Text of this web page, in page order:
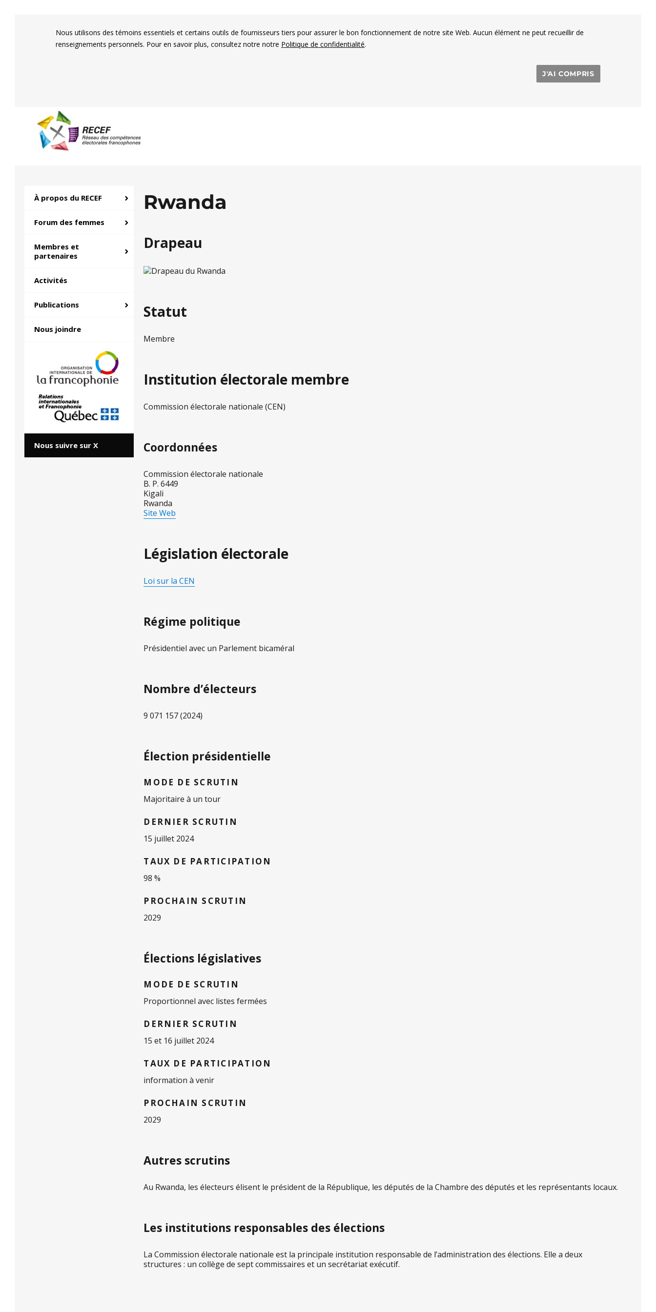
Nous utilisons des témoins essentiels et certains outils de fournisseurs tiers pour assurer le bon fonctionnement de notre site Web. Aucun élément ne peut recueillir de
renseignements personnels. Pour en savoir plus, consultez notre notre Politique de confidentialité.
J'AI COMPRIS
Rwanda
Drapeau
Statut
Membre
Institution électorale membre
Commission électorale nationale (CEN)
Coordonnées
Commission électorale nationale
B. P. 6449
Kigali
Rwanda
Site Web
Législation électorale
Loi sur la CEN
Régime politique
Présidentiel avec un Parlement bicaméral
Nombre d’électeurs
9 071 157 (2024)
Élection présidentielle
MODE DE SCRUTIN
Majoritaire à un tour
DERNIER SCRUTIN
15 juillet 2024
TAUX DE PARTICIPATION
98 %
PROCHAIN SCRUTIN
2029
Élections législatives
MODE DE SCRUTIN
Proportionnel avec listes fermées
DERNIER SCRUTIN
15 et 16 juillet 2024
TAUX DE PARTICIPATION
information à venir
PROCHAIN SCRUTIN
2029
Autres scrutins
Au Rwanda, les électeurs élisent le président de la République, les députés de la Chambre des députés et les représentants locaux.
Les institutions responsables des élections
La Commission électorale nationale est la principale institution responsable de l’administration des élections. Elle a deux
structures : un collège de sept commissaires et un secrétariat exécutif.
À propos du RECEF
Forum des femmes
Membres et
partenaires
Activités
Publications
Nous joindre
Nous suivre sur X